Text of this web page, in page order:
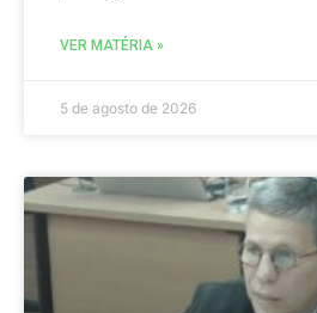
VER MATÉRIA »
5 de agosto de 2026